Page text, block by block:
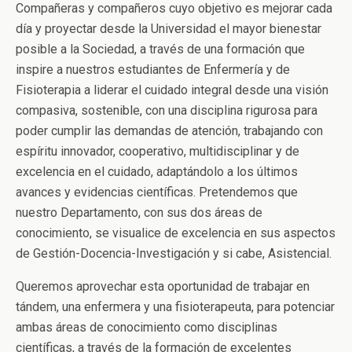
Compañeras y compañeros cuyo objetivo es mejorar cada
día y proyectar desde la Universidad el mayor bienestar
posible a la Sociedad, a través de una formación que
inspire a nuestros estudiantes de Enfermería y de
Fisioterapia a liderar el cuidado integral desde una visión
compasiva, sostenible, con una disciplina rigurosa para
poder cumplir las demandas de atención, trabajando con
espíritu innovador, cooperativo, multidisciplinar y de
excelencia en el cuidado, adaptándolo a los últimos
avances y evidencias científicas. Pretendemos que
nuestro Departamento, con sus dos áreas de
conocimiento, se visualice de excelencia en sus aspectos
de Gestión-Docencia-Investigación y si cabe, Asistencial.
Queremos aprovechar esta oportunidad de trabajar en
tándem, una enfermera y una fisioterapeuta, para potenciar
ambas áreas de conocimiento como disciplinas
científicas, a través de la formación de excelentes